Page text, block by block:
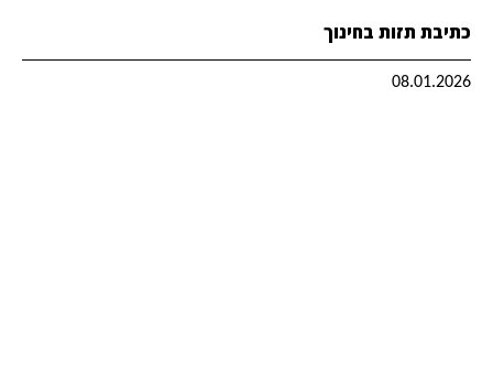
כתיבת תזות בחינוך
08.01.2026